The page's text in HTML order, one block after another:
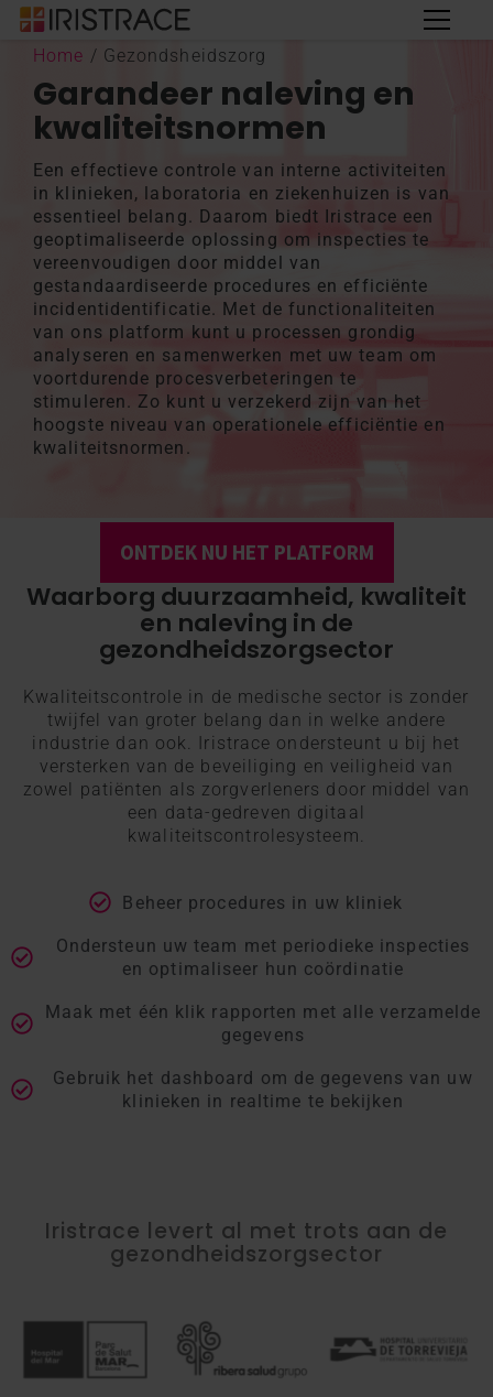
Home / Gezondsheidszorg
Garandeer naleving en
kwaliteitsnormen
Een effectieve controle van interne activiteiten
in klinieken, laboratoria en ziekenhuizen is van
essentieel belang. Daarom biedt Iristrace een
geoptimaliseerde oplossing om inspecties te
vereenvoudigen door middel van
gestandaardiseerde procedures en efficiënte
incidentidentificatie. Met de functionaliteiten
van ons platform kunt u processen grondig
analyseren en samenwerken met uw team om
voortdurende procesverbeteringen te
stimuleren. Zo kunt u verzekerd zijn van het
hoogste niveau van operationele efficiëntie en
kwaliteitsnormen.
ONTDEK NU HET PLATFORM
Waarborg duurzaamheid, kwaliteit
en naleving in de
gezondheidszorgsector
Kwaliteitscontrole in de medische sector is zonder
twijfel van groter belang dan in welke andere
industrie dan ook. Iristrace ondersteunt u bij het
versterken van de beveiliging en veiligheid van
zowel patiënten als zorgverleners door middel van
een data-gedreven digitaal
kwaliteitscontrolesysteem.
Beheer procedures in uw kliniek
Ondersteun uw team met periodieke inspecties
en optimaliseer hun coördinatie
Maak met één klik rapporten met alle verzamelde
gegevens
Gebruik het dashboard om de gegevens van uw
klinieken in realtime te bekijken
Iristrace levert al met trots aan de
gezondheidszorgsector